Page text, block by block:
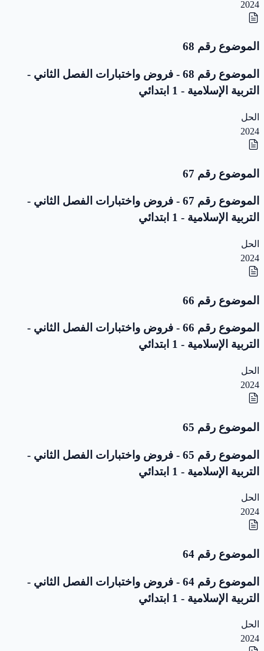
2024
الموضوع رقم 68
الموضوع رقم 68 - فروض واختبارات الفصل الثاني -
التربية الإسلامية - 1 ابتدائي
الحل
2024
الموضوع رقم 67
الموضوع رقم 67 - فروض واختبارات الفصل الثاني -
التربية الإسلامية - 1 ابتدائي
الحل
2024
الموضوع رقم 66
الموضوع رقم 66 - فروض واختبارات الفصل الثاني -
التربية الإسلامية - 1 ابتدائي
الحل
2024
الموضوع رقم 65
الموضوع رقم 65 - فروض واختبارات الفصل الثاني -
التربية الإسلامية - 1 ابتدائي
الحل
2024
الموضوع رقم 64
الموضوع رقم 64 - فروض واختبارات الفصل الثاني -
التربية الإسلامية - 1 ابتدائي
الحل
2024